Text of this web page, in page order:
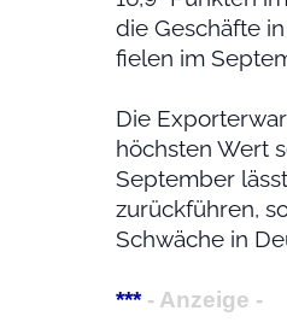
die Geschäfte
fielen im
Die
höchsten Wert
September
zurückführen,
Schwäche in
*** - Anzeige -